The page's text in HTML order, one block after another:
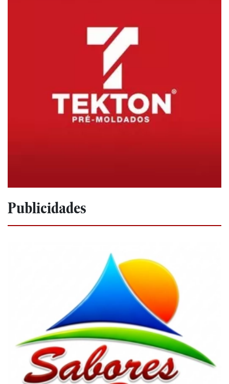
Publicidades